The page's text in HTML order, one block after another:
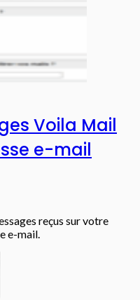
Voila Mail
e-mail
reçus sur votre
e-mail.